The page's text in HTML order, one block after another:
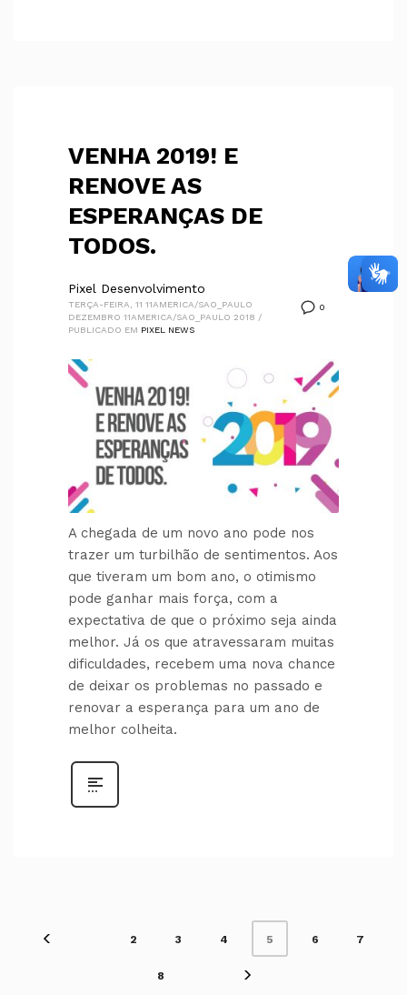
VENHA 2019! E
RENOVE AS
ESPERANÇAS DE
TODOS.
0
Pixel Desenvolvimento
TERÇA-FEIRA, 11 11AMERICA/SAO_PAULO
DEZEMBRO 11AMERICA/SAO_PAULO 2018 /
PUBLICADO EM PIXEL NEWS
A chegada de um novo ano pode nos
trazer um turbilhão de sentimentos. Aos
que tiveram um bom ano, o otimismo
pode ganhar mais força, com a
expectativa de que o próximo seja ainda
melhor. Já os que atravessaram muitas
dificuldades, recebem uma nova chance
de deixar os problemas no passado e
renovar a esperança para um ano de
melhor colheita.
2 3 4 5 6 7
8